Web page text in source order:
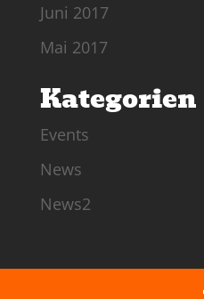
Juni 2017
Mai 2017
Kategorien
Events
News
News2